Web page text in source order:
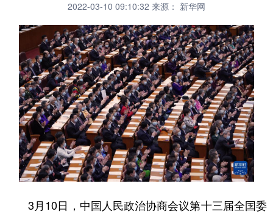
2022-03-10 09:10:32 来源： 新华网
3月10日，中国人民政治协商会议第十三届全国委